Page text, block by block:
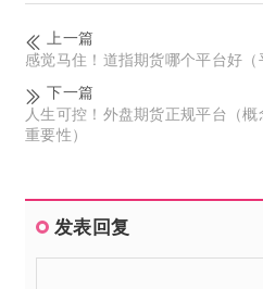
上一篇
感觉马住！道指期货哪个平台好（
下一篇
人生可控！外盘期货正规平台（
重要性）
发表回复